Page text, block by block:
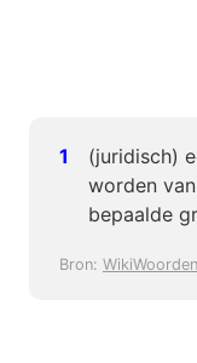
(juridisch)
worden
bepaalde
Bron: